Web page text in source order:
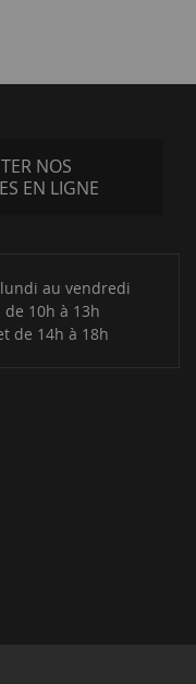
NOS
EN LIGNE
au vendredi
de 10h à 13h
de 14h à 18h